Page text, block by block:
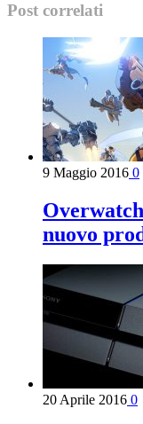
Post correlati
9 Maggio 2016 0
nuovo
20 Aprile 2016 0